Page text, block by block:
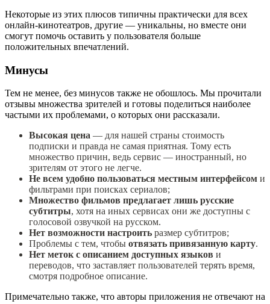
Некоторые из этих плюсов типичны практически для всех
онлайн-кинотеатров, другие — уникальны, но вместе они
смогут помочь оставить у пользователя больше
положительных впечатлений.
Минусы
Тем не менее, без минусов также не обошлось. Мы прочитали
отзывы множества зрителей и готовы поделиться наиболее
частыми их проблемами, о которых они рассказали.
Высокая цена — для нашей страны стоимость
подписки и правда не самая приятная. Тому есть
множество причин, ведь сервис — иностранный, но
зрителям от этого не легче.
Не всем удобно пользоваться местным интерфейсом и
фильтрами при поисках сериалов;
Множество фильмов предлагает лишь русские
субтитры, хотя на иных сервисах они же доступны с
голосовой озвучкой на русском.
Нет возможности настроить размер субтитров;
Проблемы с тем, чтобы отвязать привязанную карту.
Нет меток с описанием доступных языков и
переводов, что заставляет пользователей терять время,
смотря подробное описание.
Примечательно также, что авторы приложения не отвечают на